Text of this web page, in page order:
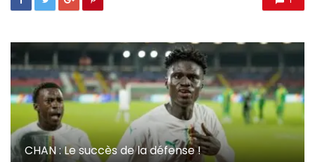
CHAN : Le succès de la défense !